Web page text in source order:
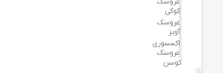
کوکی
عروسک
آویز
اکسسوری
عروسک
کوسن